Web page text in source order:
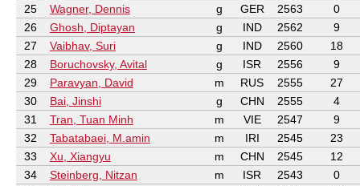
25
Wagner, Dennis g GER 2563
0
26
Ghosh, Diptayan g IND 2562
9
27
Vaibhav, Suri g IND 2560
18
28
Boruchovsky, Avital g ISR 2556
9
29
Paravyan, David m RUS 2555
27
30
Bai, Jinshi g CHN 2555
4
31
Tran, Tuan Minh m VIE 2547
9
32
Tabatabaei, M.amin m IRI 2545
23
33
Xu, Xiangyu m CHN 2545
12
34
Steinberg, Nitzan m ISR 2543
0